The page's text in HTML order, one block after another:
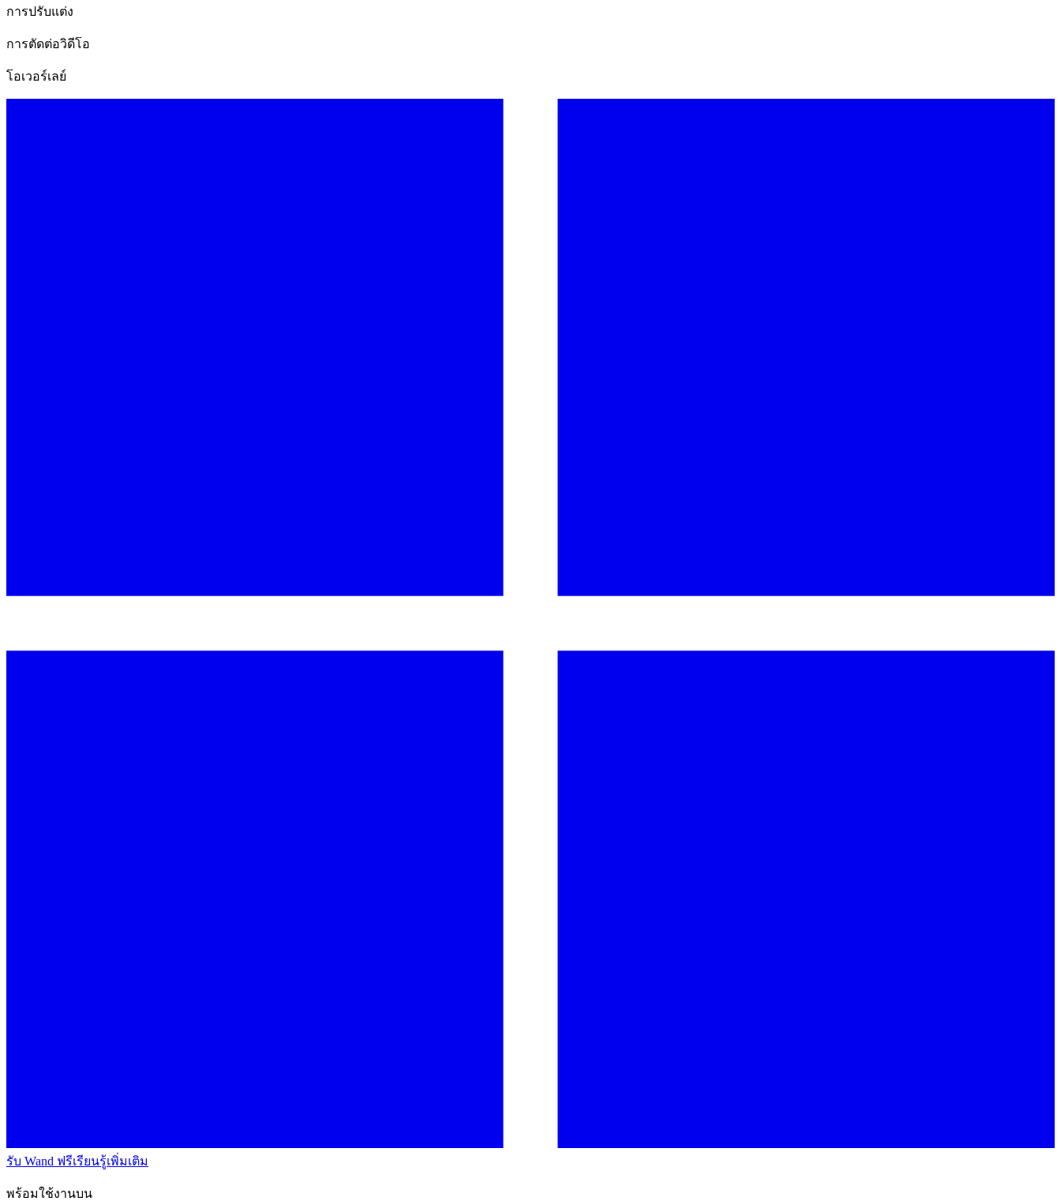
การปรับแต่ง
การตัดต่อวิดีโอ
โอเวอร์เลย์
รับ Wand ฟรีเรียนรู้เพิ่มเติม
พร้อมใช้งานบน